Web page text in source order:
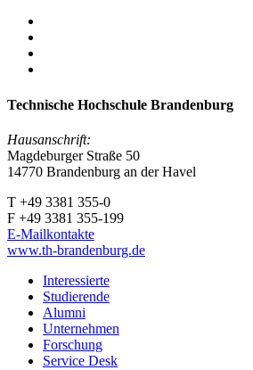
Technische Hochschule Brandenburg
Hausanschrift:
Magdeburger Straße 50
14770 Brandenburg an der Havel
T +49 3381 355-0
F +49 3381 355-199
E-Mailkontakte
www.th-brandenburg.de
Interessierte
Studierende
Alumni
Unternehmen
Forschung
Service Desk